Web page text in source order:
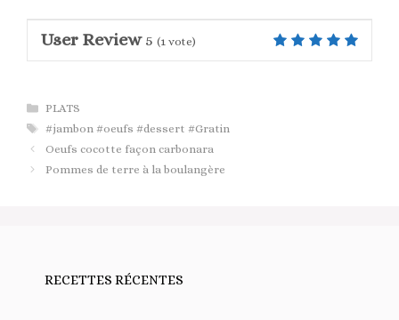
User Review 5 (1 vote)
Catégories
PLATS
Étiquettes
#jambon #oeufs #dessert #Gratin
Oeufs cocotte façon carbonara
Pommes de terre à la boulangère
RECETTES RÉCENTES